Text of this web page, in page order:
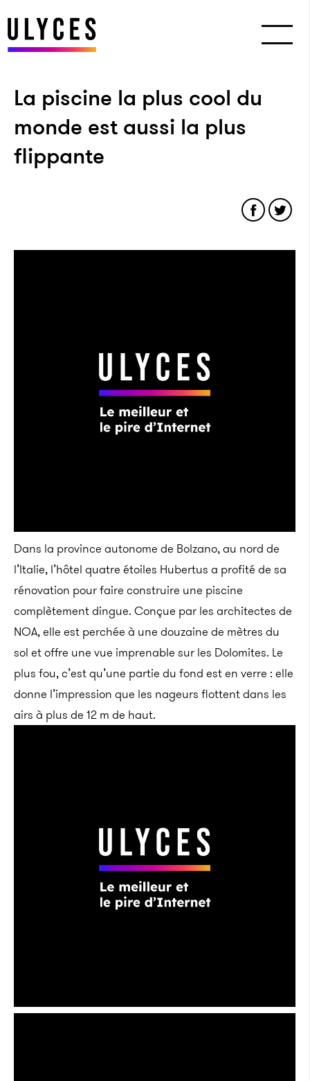
La piscine la plus cool du
monde est aussi la plus
flippante
Dans la province autonome de Bolzano, au nord de
l’Italie, l’hôtel quatre étoiles Hubertus a profité de sa
rénovation pour faire construire une piscine
complètement dingue. Conçue par les architectes de
NOA, elle est perchée à une douzaine de mètres du
sol et offre une vue imprenable sur les Dolomites. Le
plus fou, c’est qu’une partie du fond est en verre : elle
donne l’impression que les nageurs flottent dans les
airs à plus de 12 m de haut.